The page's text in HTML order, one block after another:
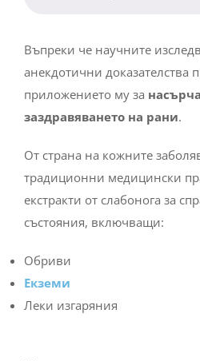
Въпреки че научните
анекдотични доказателства
приложението му за
заздравяването на рани.
От страна на кожните
традиционни медицински
екстракти от слабонога за
състояния, включващи:
Обриви
Екземи
Леки изгаряния